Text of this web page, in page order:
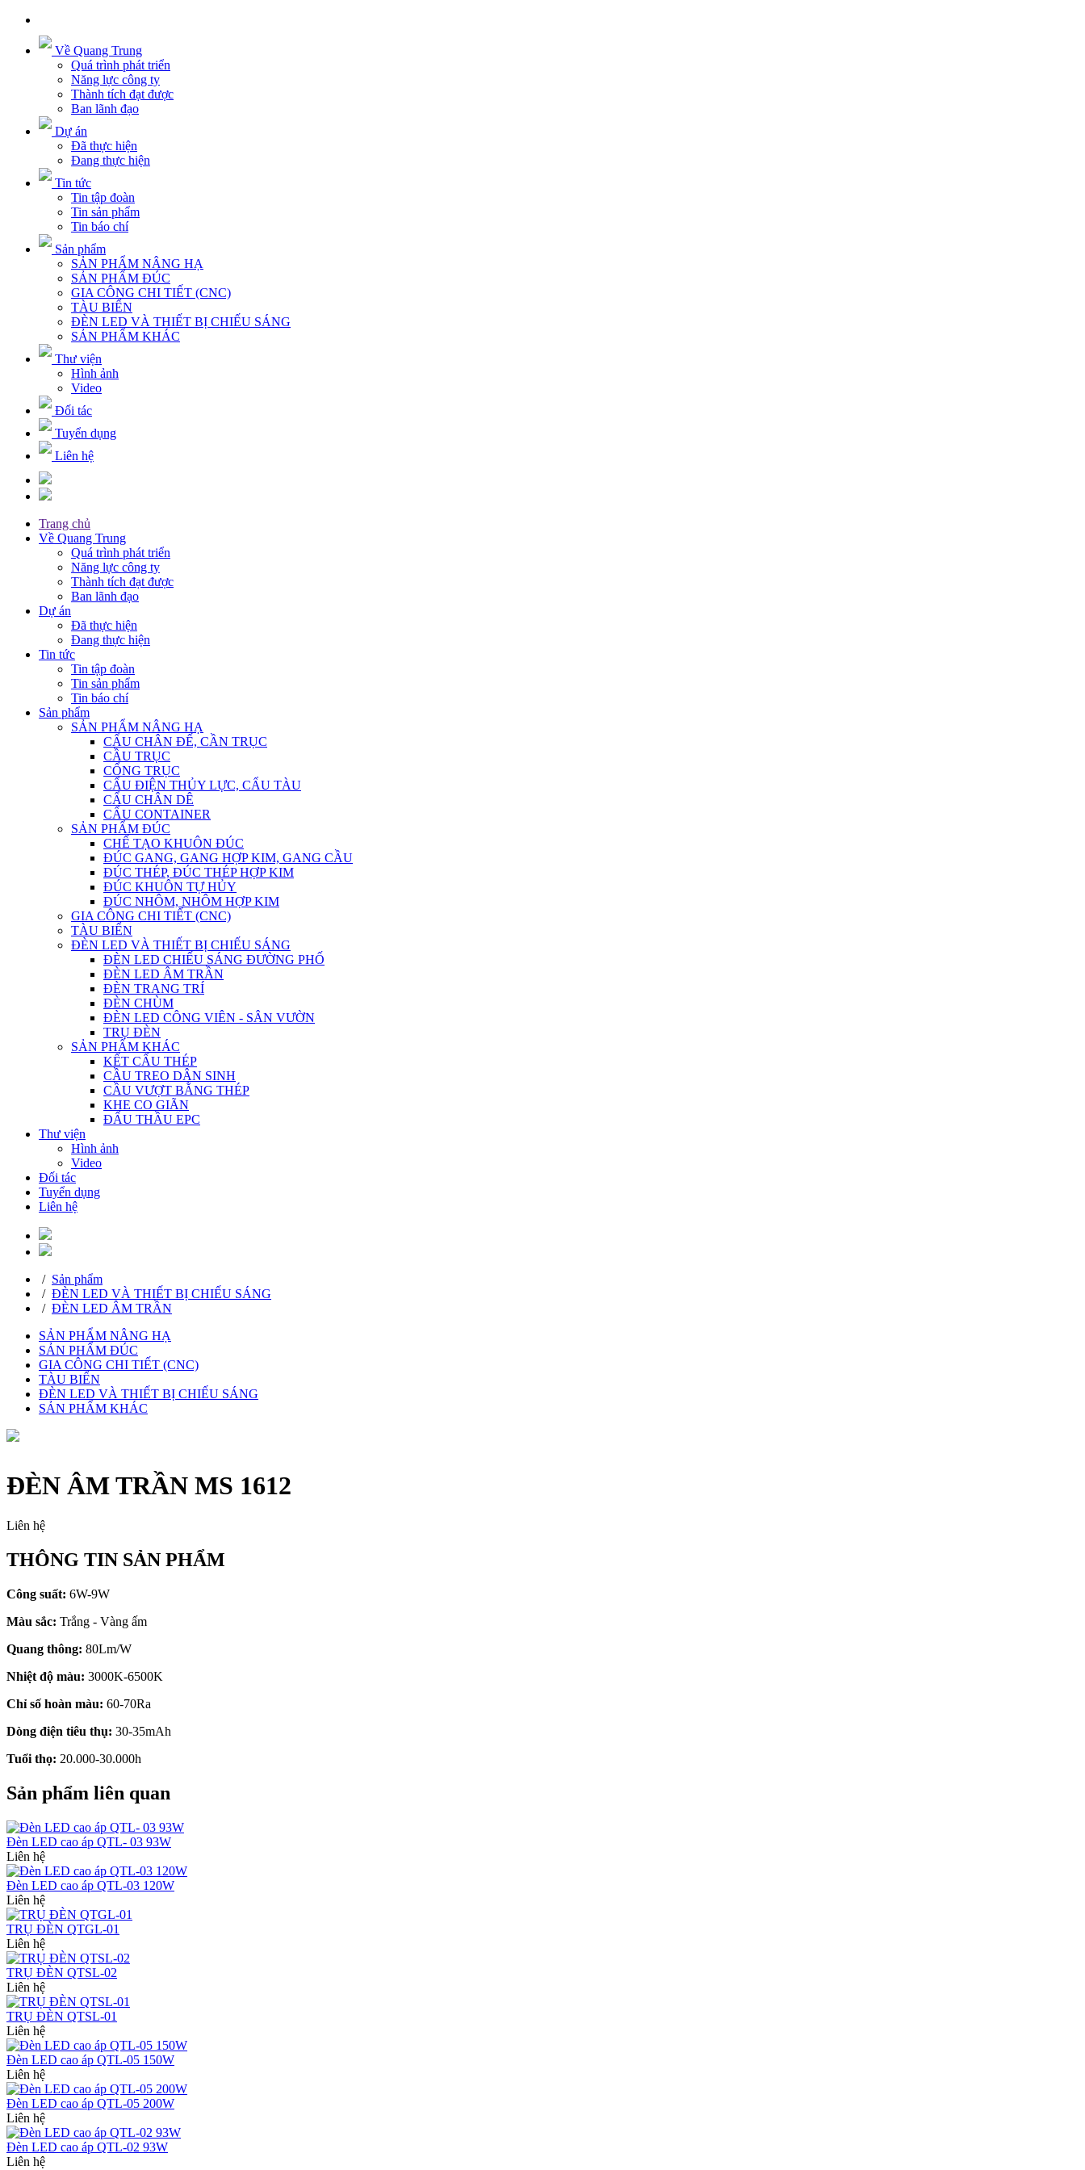
Về Quang Trung
Quá trình phát triển
Năng lực công ty
Thành tích đạt được
Ban lãnh đạo
Dự án
Đã thực hiện
Đang thực hiện
Tin tức
Tin tập đoàn
Tin sản phẩm
Tin báo chí
Sản phẩm
SẢN PHẨM NÂNG HẠ
SẢN PHẨM ĐÚC
GIA CÔNG CHI TIẾT (CNC)
TÀU BIỂN
ĐÈN LED VÀ THIẾT BỊ CHIẾU SÁNG
SẢN PHẨM KHÁC
Thư viện
Hình ảnh
Video
Đối tác
Tuyển dụng
Liên hệ
Trang chủ
Về Quang Trung
Quá trình phát triển
Năng lực công ty
Thành tích đạt được
Ban lãnh đạo
Dự án
Đã thực hiện
Đang thực hiện
Tin tức
Tin tập đoàn
Tin sản phẩm
Tin báo chí
Sản phẩm
SẢN PHẨM NÂNG HẠ
CẨU CHÂN ĐẾ, CẦN TRỤC
CẦU TRỤC
CỔNG TRỤC
CẨU ĐIỆN THỦY LỰC, CẨU TÀU
CẨU CHÂN DÊ
CẨU CONTAINER
SẢN PHẨM ĐÚC
CHẾ TẠO KHUÔN ĐÚC
ĐÚC GANG, GANG HỢP KIM, GANG CẦU
ĐÚC THÉP, ĐÚC THÉP HỢP KIM
ĐÚC KHUÔN TỰ HỦY
ĐÚC NHÔM, NHÔM HỢP KIM
GIA CÔNG CHI TIẾT (CNC)
TÀU BIỂN
ĐÈN LED VÀ THIẾT BỊ CHIẾU SÁNG
ĐÈN LED CHIẾU SÁNG ĐƯỜNG PHỐ
ĐÈN LED ÂM TRẦN
ĐÈN TRANG TRÍ
ĐÈN CHÙM
ĐÈN LED CÔNG VIÊN - SÂN VƯỜN
TRỤ ĐÈN
SẢN PHẨM KHÁC
KẾT CẤU THÉP
CẦU TREO DÂN SINH
CẦU VƯỢT BẰNG THÉP
KHE CO GIÃN
ĐẤU THẦU EPC
Thư viện
Hình ảnh
Video
Đối tác
Tuyển dụng
Liên hệ
/ Sản phẩm
/ ĐÈN LED VÀ THIẾT BỊ CHIẾU SÁNG
/ ĐÈN LED ÂM TRẦN
SẢN PHẨM NÂNG HẠ
SẢN PHẨM ĐÚC
GIA CÔNG CHI TIẾT (CNC)
TÀU BIỂN
ĐÈN LED VÀ THIẾT BỊ CHIẾU SÁNG
SẢN PHẨM KHÁC
ĐÈN ÂM TRẦN MS 1612
Liên hệ
THÔNG TIN SẢN PHẨM
Công suất: 6W-9W
Màu sắc: Trắng - Vàng ấm
Quang thông: 80Lm/W
Nhiệt độ màu: 3000K-6500K
Chỉ số hoàn màu: 60-70Ra
Dòng điện tiêu thụ: 30-35mAh
Tuổi thọ: 20.000-30.000h
Sản phẩm liên quan
Đèn LED cao áp QTL- 03 93W
Liên hệ
Đèn LED cao áp QTL-03 120W
Liên hệ
TRỤ ĐÈN QTGL-01
Liên hệ
TRỤ ĐÈN QTSL-02
Liên hệ
TRỤ ĐÈN QTSL-01
Liên hệ
Đèn LED cao áp QTL-05 150W
Liên hệ
Đèn LED cao áp QTL-05 200W
Liên hệ
Đèn LED cao áp QTL-02 93W
Liên hệ